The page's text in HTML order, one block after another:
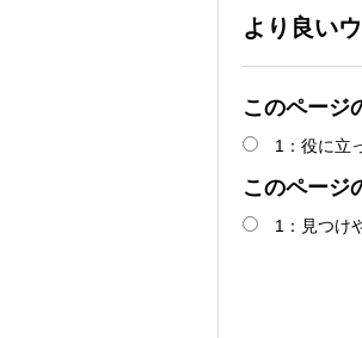
より良い
このページ
1：役に立
このページ
1：見つけ